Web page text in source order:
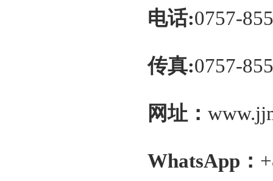
电话:0757-
传真:0757-
网址：
WhatsApp：